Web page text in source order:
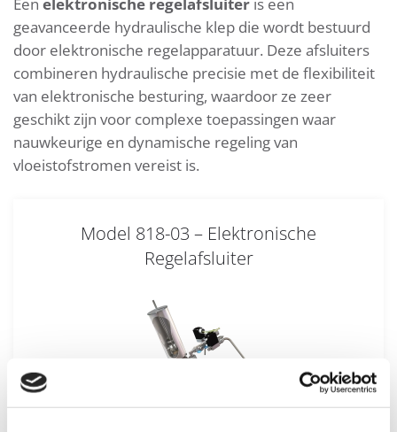
Een elektronische regelafsluiter is een
geavanceerde hydraulische klep die wordt bestuurd
door elektronische regelapparatuur. Deze afsluiters
combineren hydraulische precisie met de flexibiliteit
van elektronische besturing, waardoor ze zeer
geschikt zijn voor complexe toepassingen waar
nauwkeurige en dynamische regeling van
vloeistofstromen vereist is.
Model 818-03 – Elektronische
Regelafsluiter